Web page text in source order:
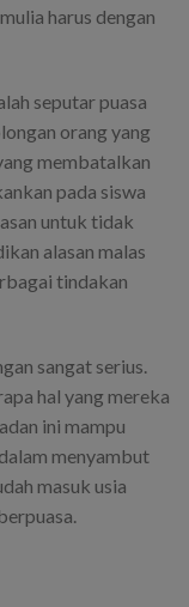
harus dengan
seputar puasa
orang yang
membatalkan
pada siswa
untuk tidak
alasan malas
tindakan
sangat serius.
hal yang mereka
ini mampu
menyambut
masuk usia